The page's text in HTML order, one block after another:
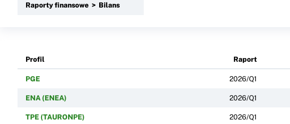
Raporty finansowe > Bilans
Profil Raport
PGE 2026/Q1
ENA (ENEA) 2026/Q1
TPE (TAURONPE) 2026/Q1